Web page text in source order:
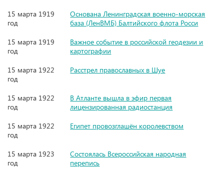
15 марта 1919
год
Основана Ленинградская военно-морская
база (ЛенВМБ) Балтийского флота Росси
15 марта 1919
год
Важное событие в российской геодезии и
картографии
15 марта 1922
год
Расстрел православных в Шуе
15 марта 1922
год
В Атланте вышла в эфир первая
лицензированная радиостанция
15 марта 1922
год
Египет провозглашён королевством
15 марта 1923
год
Состоялась Всероссийская народная
перепись